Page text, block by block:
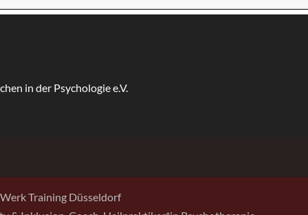
Training Düsseldorf